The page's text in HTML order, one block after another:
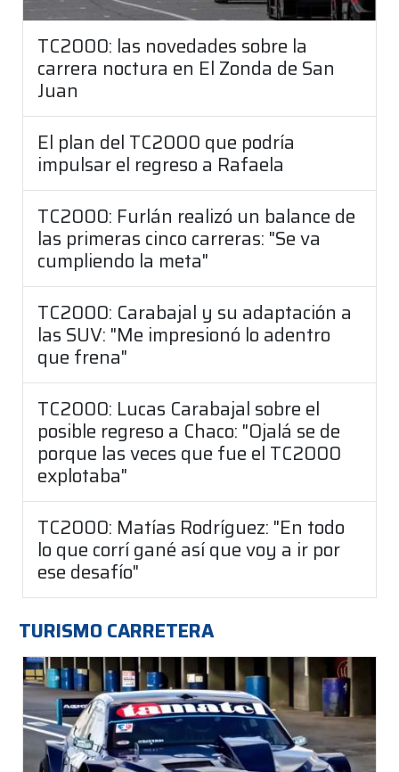
TC2000: las novedades sobre la
carrera noctura en El Zonda de San
Juan
El plan del TC2000 que podría
impulsar el regreso a Rafaela
TC2000: Furlán realizó un balance de
las primeras cinco carreras: "Se va
cumpliendo la meta"
TC2000: Carabajal y su adaptación a
las SUV: "Me impresionó lo adentro
que frena"
TC2000: Lucas Carabajal sobre el
posible regreso a Chaco: "Ojalá se de
porque las veces que fue el TC2000
explotaba"
TC2000: Matías Rodríguez: "En todo
lo que corrí gané así que voy a ir por
ese desafío"
TURISMO CARRETERA